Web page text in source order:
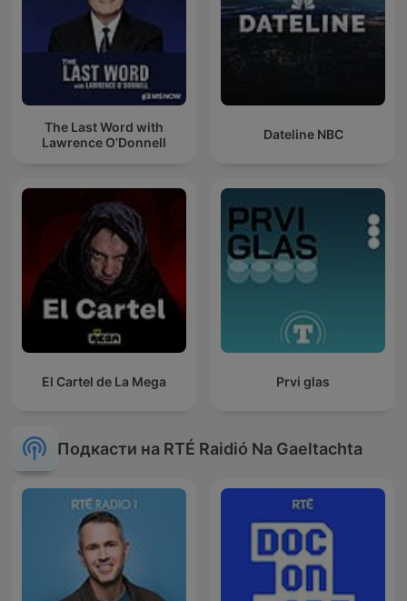
The Last Word with
Lawrence O’Donnell
Dateline NBC
El Cartel de La Mega Prvi glas
Подкасти на RTÉ Raidió Na Gaeltachta